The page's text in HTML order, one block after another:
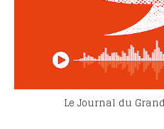
Le Journal du